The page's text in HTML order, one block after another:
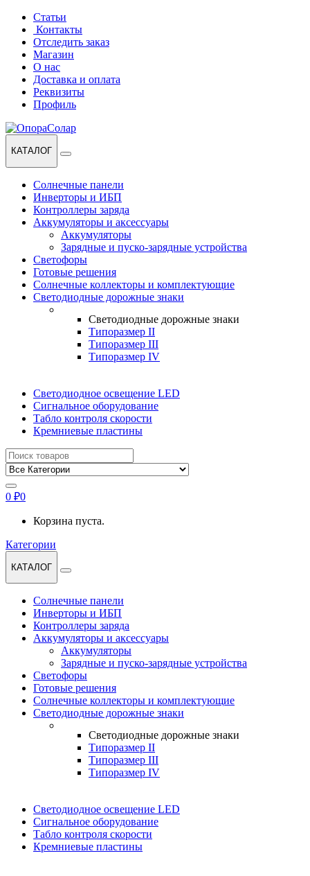
Перейти
навигации
Перейти
содержанию
Статьи
Контакты
Отследить заказ
Магазин
О нас
Доставка и оплата
Реквизиты
Профиль
КАТАЛОГ
Солнечные панели
Инверторы и ИБП
Контроллеры заряда
Аккумуляторы и аксессуары
Аккумуляторы
Зарядные и пуско-зарядные устройства
Светофоры
Готовые решения
Солнечные коллекторы и комплектующие
Светодиодные дорожные знаки
Светодиодные дорожные знаки
Типоразмер II
Типоразмер III
Типоразмер IV
Светодиодное освещение LED
Сигнальное оборудование
Табло контроля скорости
Кремниевые пластины
Найти:
0 ₽0
Корзина пуста.
Категории
КАТАЛОГ
Солнечные панели
Инверторы и ИБП
Контроллеры заряда
Аккумуляторы и аксессуары
Аккумуляторы
Зарядные и пуско-зарядные устройства
Светофоры
Готовые решения
Солнечные коллекторы и комплектующие
Светодиодные дорожные знаки
Светодиодные дорожные знаки
Типоразмер II
Типоразмер III
Типоразмер IV
Светодиодное освещение LED
Сигнальное оборудование
Табло контроля скорости
Кремниевые пластины